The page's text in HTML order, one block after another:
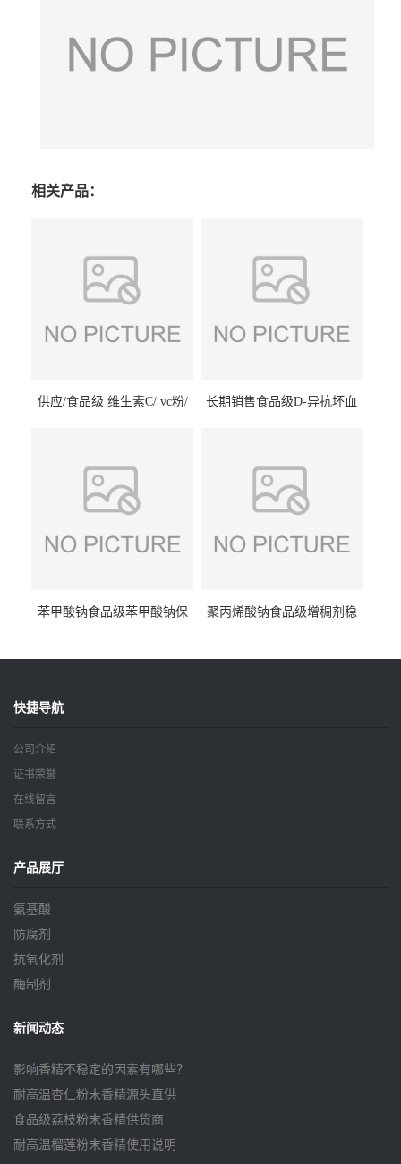
相关产品：
供应/食品级 维生素C/ vc粉/
长期销售食品级D-异抗坏血
苯甲酸钠食品级苯甲酸钠保
聚丙烯酸钠食品级增稠剂稳
快捷导航
公司介绍
证书荣誉
在线留言
联系方式
产品展厅
氨基酸
防腐剂
抗氧化剂
酶制剂
新闻动态
影响香精不稳定的因素有哪些？
耐高温杏仁粉末香精源头直供
食品级荔枝粉末香精供货商
耐高温榴莲粉末香精使用说明